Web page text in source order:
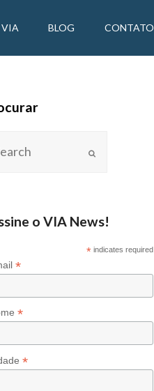
VIA BLOG CONTATO
o VIA News!
* indicates required
*
*
*